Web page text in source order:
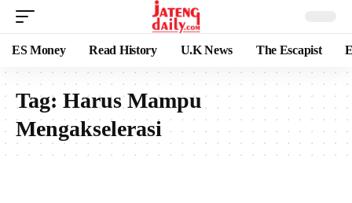
ES Money Read History U.K News The Escapist
Tag: Harus Mampu
Mengakselerasi